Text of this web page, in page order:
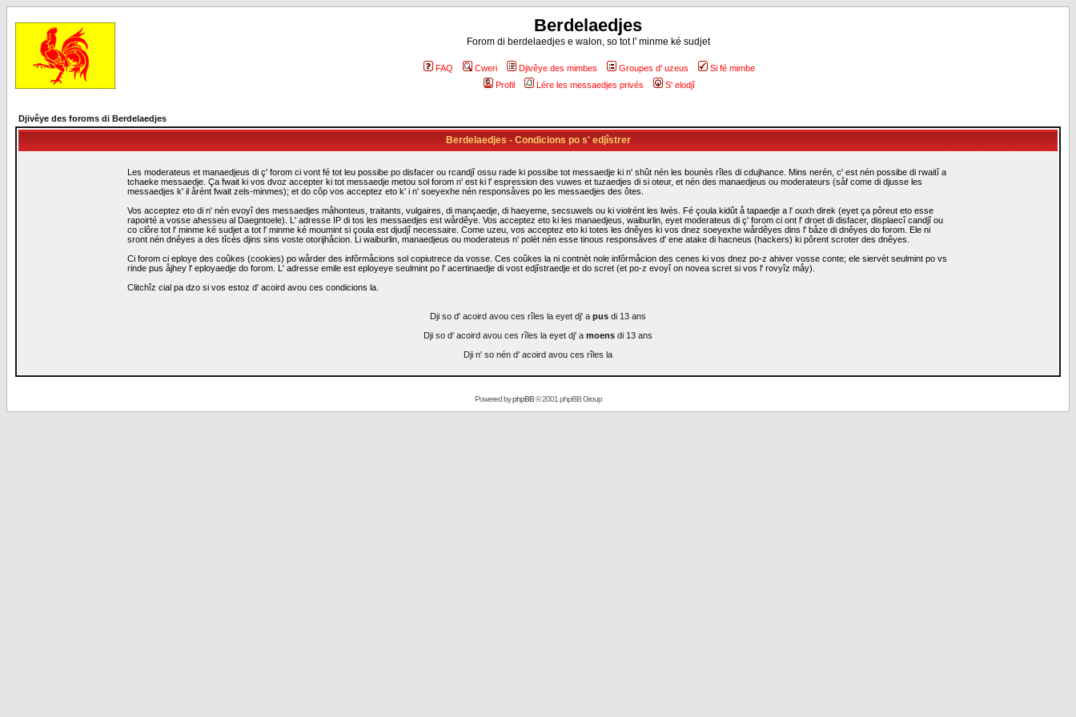
Berdelaedjes
Forom di berdelaedjes e walon, so tot l' minme ké sudjet
FAQ Cweri Djivêye des mimbes Groupes d' uzeus
Si fé mimbe
Profil
Lére les messaedjes privés S' elodjî
Djivêye des foroms di Berdelaedjes
Berdelaedjes - Condicions po s' edjîstrer
Les moderateus et manaedjeus di ç' forom ci vont fé tot leu possibe po disfacer ou rcandjî ossu rade ki possibe tot messaedje ki n' shût nén les bounès rîles di cdujhance. Mins nerén, c' est nén possibe di rwaitî a
tchaeke messaedje. Ça fwait ki vos dvoz accepter ki tot messaedje metou sol forom n' est ki l' espression des vuwes et tuzaedjes di si oteur, et nén des manaedjeus ou moderateurs (såf come di djusse les
messaedjes k' il årént fwait zels-minmes); et do côp vos acceptez eto k' i n' soeyexhe nén responsåves po les messaedjes des ôtes.
Vos acceptez eto di n' nén evoyî des messaedjes måhonteus, traitants, vulgaires, di mançaedje, di haeyeme, secsuwels ou ki violrént les lwès. Fé çoula kidût å tapaedje a l' ouxh direk (eyet ça pôreut eto esse
rapoirté a vosse ahesseu al Daegntoele). L' adresse IP di tos les messaedjes est wårdêye. Vos acceptez eto ki les manaedjeus, waiburlin, eyet moderateus di ç' forom ci ont l' droet di disfacer, displaecî candjî ou
co clôre tot l' minme ké sudjet a tot l' minme ké moumint si çoula est djudjî necessaire. Come uzeu, vos acceptez eto ki totes les dnêyes ki vos dnez soeyexhe wårdêyes dins l' båze di dnêyes do forom. Ele ni
sront nén dnêyes a des tîcès djins sins voste otorijhåcion. Li waiburlin, manaedjeus ou moderateus n' polèt nén esse tinous responsåves d' ene atake di hacneus (hackers) ki pôrent scroter des dnêyes.
Ci forom ci eploye des coûkes (cookies) po wårder des infôrmåcions sol copiutrece da vosse. Ces coûkes la ni contnèt nole infôrmåcion des cenes ki vos dnez po-z ahiver vosse conte; ele siervèt seulmint po vs
rinde pus åjhey l' eployaedje do forom. L' adresse emile est eployeye seulmint po l' acertinaedje di vost edjîstraedje et do scret (et po-z evoyî on novea scret si vos l' rovyîz måy).
Clitchîz cial pa dzo si vos estoz d' acoird avou ces condicions la.
Dji so d' acoird avou ces rîles la eyet dj' a pus di 13 ans
Dji so d' acoird avou ces rîles la eyet dj' a moens di 13 ans
Dji n' so nén d' acoird avou ces rîles la
Powered byphpBB© 2001 phpBB Group